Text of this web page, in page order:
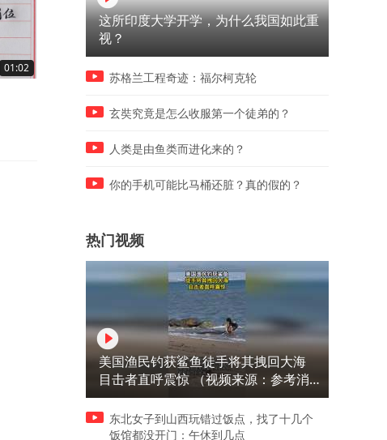
01:02
白就可以了。
这所印度大学开学，为什么我国如此重
视？
苏格兰工程奇迹：福尔柯克轮
玄奘究竟是怎么收服第一个徒弟的？
人类是由鱼类而进化来的？
你的手机可能比马桶还脏？真的假的？
热门视频
美国渔民钓获鲨鱼徒手将其拽回大海
目击者直呼震惊 （视频来源：参考消
息）
东北女子到山西玩错过饭点，找了十几个
饭馆都没开门：午休到几点